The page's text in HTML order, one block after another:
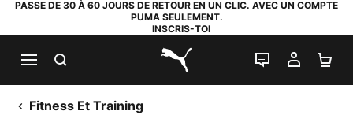
PASSE DE 30 À 60 JOURS DE RETOUR EN UN CLIC. AVEC UN COMPTE
PUMA SEULEMENT.
INSCRIS-TOI
PUMA.com
LIVE CHAT
MON
Fitness Et Training